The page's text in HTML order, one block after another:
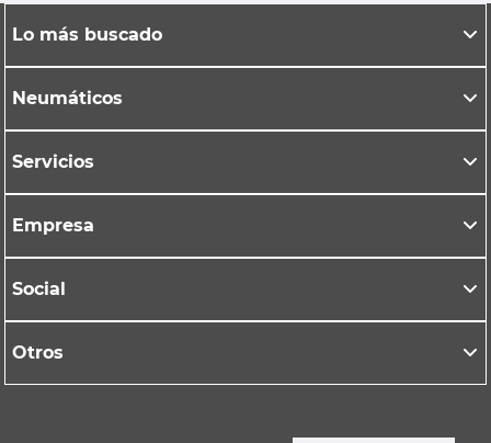
Lo más buscado
Neumáticos
Servicios
Empresa
Social
Otros